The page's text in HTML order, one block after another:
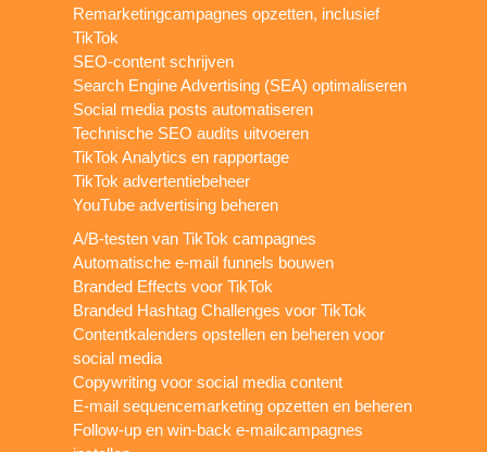
Remarketingcampagnes opzetten, inclusief
TikTok
SEO-content schrijven
Search Engine Advertising (SEA) optimaliseren
Social media posts automatiseren
Technische SEO audits uitvoeren
TikTok Analytics en rapportage
TikTok advertentiebeheer
YouTube advertising beheren
A/B-testen van TikTok campagnes
Automatische e-mail funnels bouwen
Branded Effects voor TikTok
Branded Hashtag Challenges voor TikTok
Contentkalenders opstellen en beheren voor
social media
Copywriting voor social media content
E-mail sequencemarketing opzetten en beheren
Follow-up en win-back e-mailcampagnes